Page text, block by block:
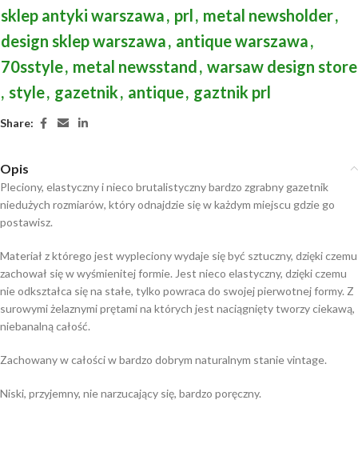
sklep antyki warszawa, prl, metal newsholder,
design sklep warszawa, antique warszawa,
70sstyle, metal newsstand, warsaw design store
, style, gazetnik, antique, gaztnik prl
Share:
Opis
Pleciony, elastyczny i nieco brutalistyczny bardzo zgrabny gazetnik
niedużych rozmiarów, który odnajdzie się w każdym miejscu gdzie go
postawisz.
Materiał z którego jest wypleciony wydaje się być sztuczny, dzięki czemu
zachował się w wyśmienitej formie. Jest nieco elastyczny, dzięki czemu
nie odkształca się na stałe, tylko powraca do swojej pierwotnej formy. Z
surowymi żelaznymi prętami na których jest naciągnięty tworzy ciekawą,
niebanalną całość.
Zachowany w całości w bardzo dobrym naturalnym stanie vintage.
Niski, przyjemny, nie narzucający się, bardzo poręczny.